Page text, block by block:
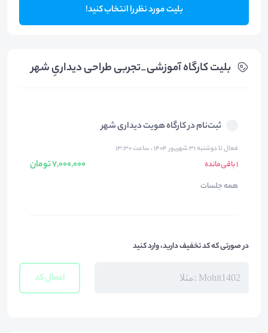
بلیت مورد نظر را انتخاب کنید!
بلیت‌ کارگاه آموزشی_تجربی طراحی دیداریِ شهر
ثبت‌نام در کارگاه هویت دیداری شهر
فعال تا دوشنبه ۳۱ شهریور ۱۴۰۴ ، ساعت ۱۳:۳۰
1 باقی‌مانده 7,000,000 تومان
همه جلسات
در صورتی که کد تخفیف دارید، وارد کنید
اعمال کد